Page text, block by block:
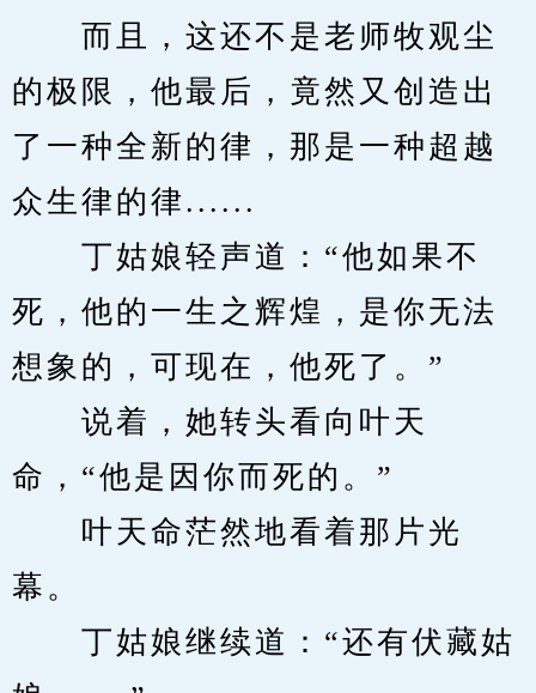
而且，这还不是老师牧观尘
的极限，他最后，竟然又创造出
了一种全新的律，那是一种超越
众生律的律......
丁姑娘轻声道：“他如果不
死，他的一生之辉煌，是你无法
想象的，可现在，他死了。”
说着，她转头看向叶天
命，“他是因你而死的。”
叶天命茫然地看着那片光
幕。
丁姑娘继续道：“还有伏藏姑